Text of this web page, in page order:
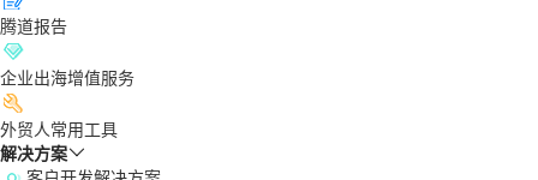
腾道报告
企业出海增值服务
外贸人常用工具
解决方案